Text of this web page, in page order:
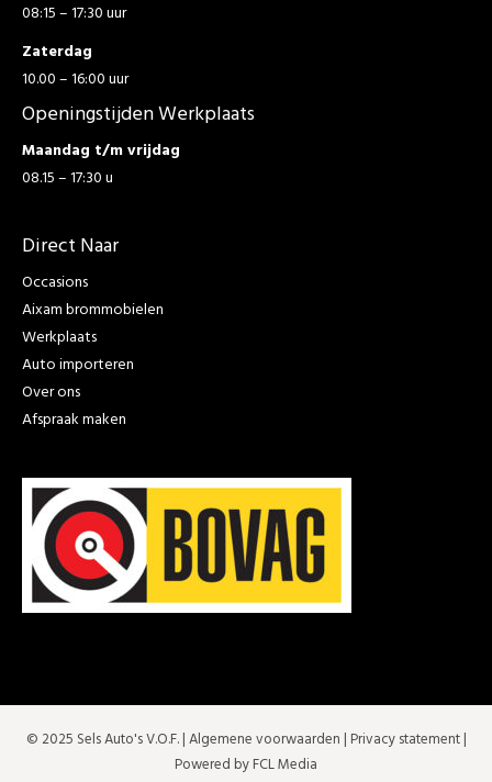
08:15 – 17:30 uur
Zaterdag
10.00 – 16:00 uur
Openingstijden Werkplaats
Maandag t/m vrijdag
08.15 – 17:30 u
Direct Naar
Occasions
Aixam brommobielen
Werkplaats
Auto importeren
Over ons
Afspraak maken
© 2025 Sels Auto's V.O.F. |Algemene voorwaarden | Privacy statement|
Powered by FCL Media